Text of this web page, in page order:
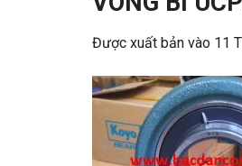
Được xuất bản vào 11